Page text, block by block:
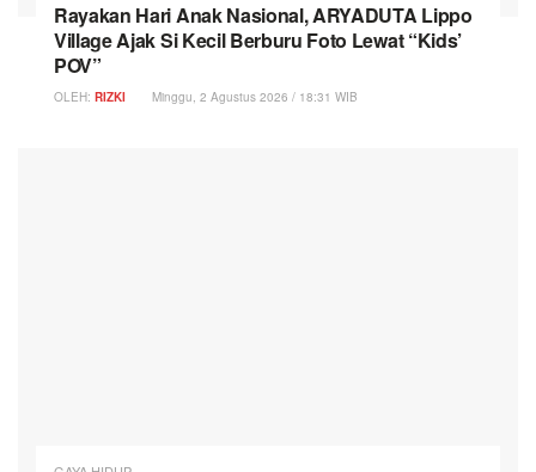
Rayakan Hari Anak Nasional, ARYADUTA Lippo
Village Ajak Si Kecil Berburu Foto Lewat “Kids’
POV”
OLEH: RIZKI Minggu, 2 Agustus 2026 / 18:31 WIB